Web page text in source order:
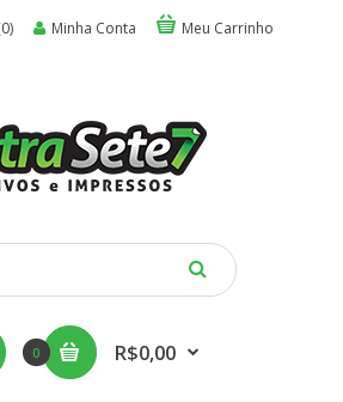
Minha Conta Meu Carrinho
0 R$0,00